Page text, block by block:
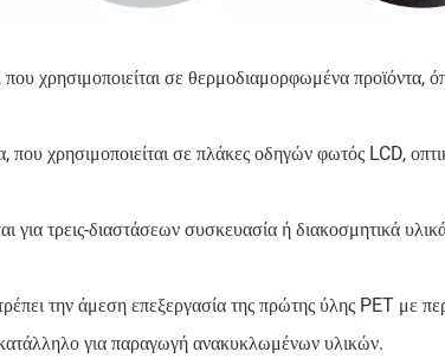
χρησιμοποιείται σε θερμοδιαμορφωμένα προϊόντα,
χρησιμοποιείται σε πλάκες οδηγών φωτός LCD,
τρεις-διαστάσεων συσκευασία ή διακοσμητικά
την άμεση επεξεργασία της πρώτης ύλης PET με
για παραγωγή ανακυκλωμένων υλικών.